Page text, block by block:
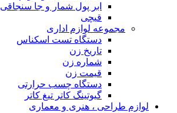
ابر پول شمار و جا سنجاقی
قیچی
مجموعه لوازم اداری
دستگاه تست اسکناس
تاریخ زن
شماره زن
قیمت زن
دستگاه چسب حرارتی
گیوتینگ کاتر تیغ کاتر
لوازم طراحی ، هنری و معماری